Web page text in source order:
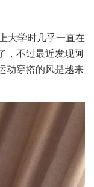
大学时几乎一直在
，不过最近发现阿
动穿搭的风是越来